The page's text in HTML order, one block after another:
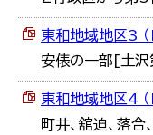
東和地域地区3
安俵の一部[土
東和地域地区4
町井、舘迫、落